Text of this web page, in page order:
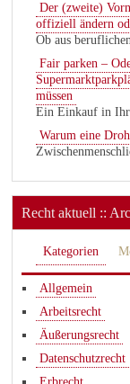
Der (zweite)
offiziell ändern
Ob aus
Fair parken –
müssen
Ein Einkauf in
Warum eine
Recht aktuell ::
Kategorien
Allgemein
Arbeitsrecht
Äußerungsrecht
Datenschutzrecht